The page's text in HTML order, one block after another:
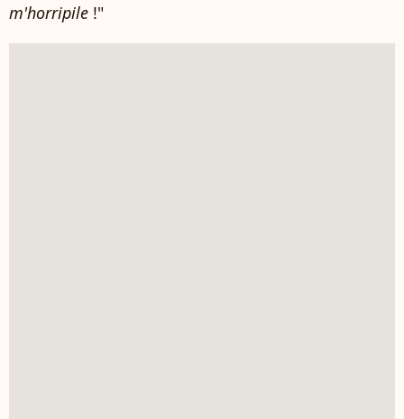
m'horripile !"